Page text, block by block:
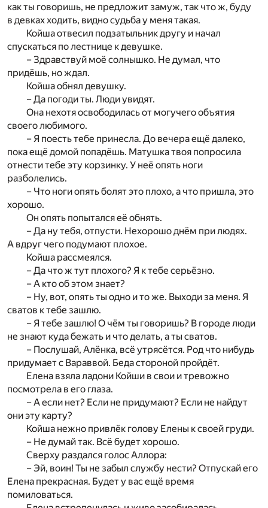
как ты говоришь, не предложит замуж, так что ж, буду
в девках ходить, видно судьба у меня такая.
Койша отвесил подзатыльник другу и начал
спускаться по лестнице к девушке.
– Здравствуй моё солнышко. Не думал, что
придёшь, но ждал.
Койша обнял девушку.
– Да погоди ты. Люди увидят.
Она нехотя освободилась от могучего объятия
своего любимого.
– Я поесть тебе принесла. До вечера ещё далеко,
пока ещё домой попадёшь. Матушка твоя попросила
отнести тебе эту корзинку. У неё опять ноги
разболелись.
– Что ноги опять болят это плохо, а что пришла, это
хорошо.
Он опять попытался её обнять.
– Да ну тебя, отпусти. Нехорошо днём при людях.
А вдруг чего подумают плохое.
Койша рассмеялся.
– Да что ж тут плохого? Я к тебе серьёзно.
– А кто об этом знает?
– Ну, вот, опять ты одно и то же. Выходи за меня. Я
сватов к тебе зашлю.
– Я тебе зашлю! О чём ты говоришь? В городе люди
не знают куда бежать и что делать, а ты сватов.
– Послушай, Алёнка, всё утрясётся. Род что нибудь
придумает с Вараввой. Беда стороной пройдёт.
Елена взяла ладони Койши в свои и тревожно
посмотрела в его глаза.
– А если нет? Если не придумают? Если не найдут
они эту карту?
Койша нежно привлёк голову Елены к своей груди.
– Не думай так. Всё будет хорошо.
Сверху раздался голос Аллора:
– Эй, воин! Ты не забыл службу нести? Отпускай его
Елена прекрасная. Будет у вас ещё время
помиловаться.